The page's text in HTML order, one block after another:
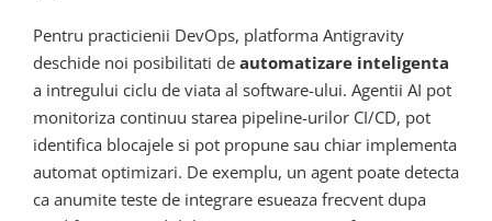
Pentru practicienii DevOps, platforma Antigravity
deschide noi posibilitati de automatizare inteligenta
a intregului ciclu de viata al software-ului. Agentii AI pot
monitoriza continuu starea pipeline-urilor CI/CD, pot
identifica blocajele si pot propune sau chiar implementa
automat optimizari. De exemplu, un agent poate detecta
ca anumite teste de integrare esueaza frecvent dupa